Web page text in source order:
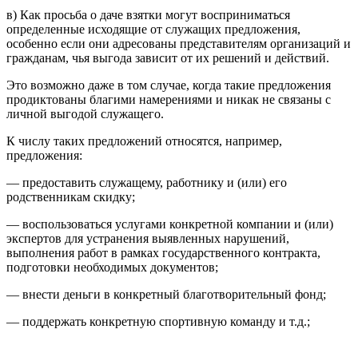
в) Как просьба о даче взятки могут восприниматься
определенные исходящие от служащих предложения,
особенно если они адресованы представителям организаций и
гражданам, чья выгода зависит от их решений и действий.
Это возможно даже в том случае, когда такие предложения
продиктованы благими намерениями и никак не связаны с
личной выгодой служащего.
К числу таких предложений относятся, например,
предложения:
— предоставить служащему, работнику и (или) его
родственникам скидку;
— воспользоваться услугами конкретной компании и (или)
экспертов для устранения выявленных нарушений,
выполнения работ в рамках государственного контракта,
подготовки необходимых документов;
— внести деньги в конкретный благотворительный фонд;
— поддержать конкретную спортивную команду и т.д.;